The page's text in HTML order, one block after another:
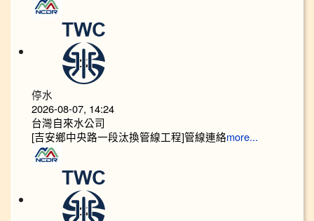
停水
2026-08-07, 14:24
台灣自來水公司
[吉安鄉中央路一段汰換管線工程]管線連絡more...